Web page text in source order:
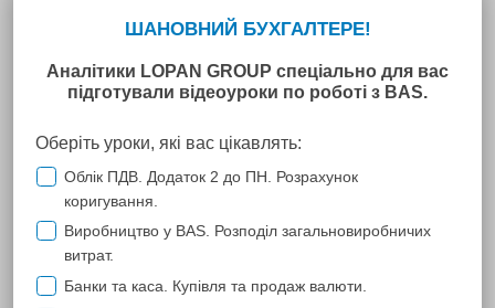
ТОВ "Харківенергоремонт плюс"
ТОВ "Харківенергоремонт плюс" співпрацює з компанією
"Лопань" понад п'ять років. За цей час ми переконалися у
високій кваліфікації фахівців компанії, у високій якості послуг,
які вони надають. При техпідтримці компанії "Лопань"
програма "М.Е.DОС" функціонує безперебійно, незважаючи на
питання, що неодноразово виникали у нас, які в будь-який час
успішно вирішувалися спеціалістами компанії. Завдяки
гнучкій ціновій політиці компанії "Лопань" наше
підприємство завжди може оплатити техпідтримку.